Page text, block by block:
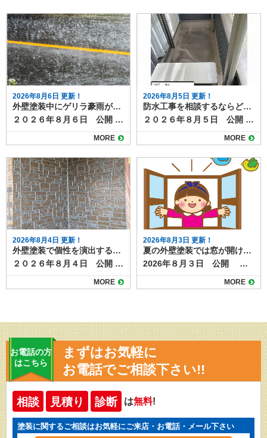
2026年8月6日 更新！
外壁塗装中にゲリラ豪雨が降ったら？工事への影響と対応方法
２０２６年８月６日 公開 夏場を中心に増えているゲリラ豪雨は、外壁塗装工事にも大きな影響を与えます。 短時間で強い雨が降ると、塗料の仕上がり不良や工期の延長につながるため、現場では慎重な判断が求められます。 本記事では、突然の雨が外壁塗装工事に与える影響と、業者が行う対策について解説します。 目次ゲリラ豪雨が工事に与える影響塗料の密着不良色ムラや白化現象工期の延長施工業者が行う雨対策天気予報の細かなチェック塗装前の作業判断養生やシートでの防護工事中にゲリラ豪雨が降った場合の流れ施主ができる心構えまとめ ゲリラ豪雨が工事に与える影響 工事中のゲリラ豪雨が与える仕上がりや耐久性への影響を確認しておきましょう。 塗料の密着不良 塗装面が濡れた状態で塗料が付着すると、乾燥後に剥がれやすくなります。特に下塗り前や塗料の乾燥途中に雨が降ると、仕上がりや耐久性に影響します。 色ムラや白化現象 塗料が完全に乾く前に雨水が付着すると、表面が白っぽく濁ったり色ムラが発生します。この状態になると塗り直しが必要です。 工期の延長 ゲリラ豪雨は予測が難しいため、作業を中断したり翌日以降に工程をずらすことがあります。乾燥時間の確保も必要なため、予定より工期が伸びる場合があります。 施工業者が行う雨対策 塗装工事の施工業者は、天気予報によって、 ①雨が降り出すまで作業し、降ってきたらすぐに中断する ②１日中降りそうなので、最初から今日の作業を中止する のいずれかの判断をします。 ゲリラ豪雨などお天気の具合は、予報を見ていてもなかなか予測がつきづらいものですが、施工業者は事前に次のような対策を行って、急な雨に備えています。 天気予報の細かなチェック 近年は1時間単位のピンポイント予報が利用でき、工事前や休憩時間にも確認して作業スケジュールを調整します。 塗装前の作業判断 雨雲レーダーで豪雨の可能性が高い場合は、塗装工程を行わず、養生や下地調整など雨の影響を受けにくい作業に切り替えます。 養生やシートでの防護 作業中に急な雨が降った際は、足場のメッシュシートやビニールで塗装面を覆い、雨水の付着を防ぎます。 工事中にゲリラ豪雨が降った場合の流れ 塗装工事中にゲリラ豪雨に見舞われた場合には、次のように対応するのが一般的です。 作業を即時中断し、塗装面を雨から守る 雨が止んだら塗装面の水分を拭き取り、乾燥を確認 必要に応じて、部分的に再塗装を実施 乾燥状態が確保できない場合は翌日以降に作業を延期 塗料は余分な水分が混ざると耐久性や仕上がりに影響ができます。乾燥前に雨にあたらないようにすることと、作業を再開する際には、雨の影響を確認し、必要に応じて再塗装するなど修正が必要になります。 乾燥時間をしっかりとり、次の工程に移るためにも、雨の日やその翌日はしっかりと時間をとりますので、工期が伸びることもあります。 施主ができる心構え ゲリラ豪雨に限らず、天候が塗装工事に与える影響について事前に知っておくと、不安にならずに過ごすことができます。 夏場や梅雨時期は、工期が天候に左右されやすいことを理解する 工期延長があっても無理に急がせず、品質重視で進めてもらう 工事前の打ち合わせで「雨天時の対応方針」を確認しておく など、「家の外の工事は天気次第。さらに塗装は雨の影響を受け耐久性や仕上がりにも影響がある」ことを知っておきましょう。 まとめ 外壁塗装は天候の影響を大きく受ける工事です。ゲリラ豪雨が発生すると作業が中断され、工期が延びることもありますが、品質を守るためには必要な判断です。信頼できる業者であれば、天候を見極めながら安全かつ丁寧に作業を進めてくれます。 雨天時の対応は、塗装工程の進み具合や、今どんなことを行っているかによっても個々のケースで異なります。 実際に工事をしている場合は、施工店に「雨の場合の作業はどうなるのか」事前に確認しておくとよいでしょう。
MORE
2026年8月5日 更新！
防水工事を相談するならどこに？状況別の相談先と選び方
２０２６年８月５日 公開 屋上やベランダの防水層が劣化すると、雨漏りや建物内部の腐食につながります。そのため定期的なメンテナンスや必要な補修工事が必要になりますが、いざ防水工事を検討するとなると、「どこに相談すればよいのか分からない」という方は多いのではないでしょうか。 スムーズで意味のある防水工事を行うためには、相談先の選び方も大切です。 今回は、防水工事の相談先とその特徴を整理します。 目次防水工事の主な相談先防水工事専門業者外壁塗装・屋根工事業者ハウスメーカー・工務店管理会社（マンション・アパートの場合）防水工事の状況別のおすすめ相談先戸建住宅で雨漏りが発生している場合外壁や屋根の塗装時期と重なっている場合新築から数年以内の場合マンションやアパートの屋上防水相談前に準備しておくこと防水工事のご相談は塗り達！ 防水工事の主な相談先 防水工事の施工ができる業者や相談できる先として、次のようなところがあげられます。 防水工事専門業者 最も直接的で専門的な知識を持っているのが防水工事専門業者です。ウレタン防水、シート防水、FRP防水など各工法の特徴や費用感、耐用年数を具体的に説明してもらえます。 また、現地調査後に複数の工法を比較提案してくれる業者も多く、選択肢を広く持てます。 外壁塗装・屋根工事業者 防水工事を取り扱う塗装店や屋根業者もあります。外壁や屋根のメンテナンスと同時に依頼できるため、足場の共用で費用を抑えられる場合があります。ただし、防水専門ではない場合もあるため、施工実績や担当職人の資格を確認しましょう。 ハウスメーカー・工務店 新築時に依頼したハウスメーカーや工務店も相談先のひとつです。もともとの施工方法や、下地の種類、過去の施工履歴を把握しているため、適切な修繕方法を提案してもらえる可能性があります。ただし、下請け業者を通すため中間マージンが発生し、費用が割高になることがあります。 管理会社（マンション・アパートの場合） 集合住宅であれば、施工店へ直接連絡せず、まずは管理会社や管理組合に相談するのが基本です。共用部分の防水工事は所有者単独では決定できないため、調査や見積もりの手配も管理会社が行います。 防水工事の状況別のおすすめ相談先 防水工事は全面改修や部分改修のほか、表面のトップコートだけ塗り替える場合、雨漏りしていて下地事取り換える必要がる場合など、様々なケースがあります。下記に、事例を挙げておススメの相談先をご紹介します。 戸建住宅で雨漏りが発生している場合 防水工事専門業者に直接相談し、現地調査で原因を特定してもらうのが早道です。防水工事の補修のほか、雨漏り補修が必要になります。雨漏り専門店なども相談先になるでしょう。 外壁や屋根の塗装時期と重なっている場合 外壁塗装業者や屋根工事業者にまとめて依頼すると、塗装用に組む足場を使えるのでコストダウンになります。塗装工事店でも防水工事を扱っている施工店があるので、確認してみましょう。 新築から数年以内の場合 保証期間内であればハウスメーカーに相談し、無償修繕が可能か確認します。防水工事は５～１０年ほどの耐久性があるため、築後数年であれば、初期不良の可能性があります。 マンションやアパートの屋上防水 管理会社・管理組合経由で計画的に工事を進める必要があります。一戸だけ部分的な補修が必要になるケースもあれば、建物全体で一度にメンテナンスした方がよい場合もあります。ベランダやバルコニーの防水面に不安があれば、直接施工店に相談せず、まずは管理組合などへ連絡してみましょう。 相談前に準備しておくこと 防水工事のメンテナンスを相談する際には次のようなことをまとめて準備しておくと話がスムーズになります。 雨漏りや水たまりなどの症状がいつから発生しているか 範囲や程度が分かる写真 過去の修繕履歴や保証書 特に、過去に修繕したことがある場合は契約書や見積書などを見せられるとよいでしょう。 防水工事のご相談は塗り達！ 防水工事の相談先は状況や建物の種類によって異なります。戸建住宅であれば防水専門業者や塗装店、集合住宅なら管理会社を通すのが基本です。 どこに相談する場合でも、複数社から見積もりを取り、提案内容や保証期間を比較検討することが、後悔しない防水工事につながります。 塗り達では、塗装工事に加えて防水工事の施工も行っています。塗装工事と一緒の施工も可能ですし、防水工事のみの工事も承ります。まずはお気軽にご相談ください。
MORE
2026年8月4日 更新！
外壁塗装で個性を演出する多彩工法とは？模様仕上げの魅力と特徴
２０２６年８月４日 公開 外壁塗装というと「単色で塗るだけ」というイメージを持つ人も多いですが、近年は色だけでなく模様をつける塗装も人気を集めています。 その代表的な塗装方法が「多彩工法」です。色と質感を組み合わせた独自の仕上がりが得られ、住まいの印象を大きく変えることができます。 目次多彩工法とは多彩工法のメリット高級感と個性を演出デザインの自由度が高い既存外壁の質感を活かせる汚れが目立ちにくい多彩工法の施工方法仕上がりのバリエーション注意点と費用の目安京都・滋賀で多彩工法なら塗り達にお任せ！ 多彩工法とは 多彩工法とは、２色又は３色の組み合わせ、自然な陰影をつけながら仕上げる塗装方法です。ベースとなる色の上から、粒状の塗料や異なる色の塗材を重ねることで、深みや立体感のある模様を作り出します。 サイディング外壁の凹凸を活かす施工方法なので、元々ある柄を以下shながら塗装したり、天然石調やレンガ調など高級感を演出することも可能です。 ▶多彩工法プラン 多彩工法のメリット 多彩工法を使った塗装には様々なメリットがあります。仕上がりの美しさだけではなくもちろん塗装工事としての耐久性もばっちりあります。 高級感と個性を演出 光の当たり方や見る角度によって表情が変わり、単色塗装では得られない高級感が生まれます。 #gallery-1 { margin: auto; } #gallery-1 .gallery-item { float: left; margin-top: 10px; text-align: center; width: 50%; } #gallery-1 img { border: 2px solid #cfcfcf; } #gallery-1 .gallery-caption { margin-left: 0; } /* see gallery_shortcode() in wp-includes/media.php */ 施工前 施工後 デザインの自由度が高い 色の組み合わせや粒の大きさ、模様の出し方などを調整できるため、周囲の家と差別化しやすくなります。 既存外壁の質感を活かせる サイディングの模様を残したまま色だけを変える「クリヤー仕上げ」や、上から模様を重ねる方法もあり、リフォームでも新築のような仕上がりにできます。 汚れが目立ちにくい 多色使いのため、雨だれや埃などの汚れが単色よりも目立ちにくいという特徴があります。 多彩工法の施工方法 多彩工法は特殊な専用ローラーを使って、多彩工法専用塗料を塗っていく施工方法です。 施工には通常の塗装よりも技術が必要で、塗料の販売元であるスズカファインの認定施工店でしか施工できない工法です。多彩工法をご希望の場合は、経験豊富な職人が在籍する認定施工店に依頼することが重要です。 仕上がりのバリエーション 多彩工法には、２色又は３色仕上げ、色の組み合わせによって天然石風・砂壁風・チップ入り・グラデーション調などさまざまなパターンがあります。 例えば、ベージュ系のベースにブラウンやホワイトのチップを加えると落ち着いた印象に、グレー系にブルーの粒を混ぜるとモダンな雰囲気になります。色の組み合わせ次第で和風にも洋風にも対応可能です。 注意点と費用の目安 多彩工法は通常の単色塗装よりも工程や材料が増えるため、費用は1.2〜1.5倍程度になる場合があります。 また、部分補修の際には模様を再現する必要があるため、同じ職人や塗料を使うことが望ましいでしょう。 玄関周りや外塀だけなど一部分への施工も可能です。認定施工店にぜひご相談ください。 ▶多彩工法の施工事例はこちら 京都・滋賀で多彩工法なら塗り達にお任せ！ 外壁塗装の模様仕上げ、とくに多彩工法は、住まいの個性を引き立てる魅力的な方法です。高級感やデザイン性を求める方にはぴったりの工法ですが、仕上がりの満足度は職人の腕に大きく左右されます。施工事例を確認しながら、自分の家に合ったデザインを検討することが大切です。 京都・滋賀で多彩工法をご希望なら、認定施工店の塗り達にご相談ください！施工実績も多数あります！
MORE
2026年8月3日 更新！
夏の外壁塗装では窓が開けられない？事前対策と実際の事例
2026年８月３日 公開 外壁塗装工事では、塗料の飛散防止や安全確保のために足場と養生シートを設置します。 この養生が窓やサッシを覆ってしまうため、工事期間中は窓が開けられないことがあります。 特に夏場は室内の気温上昇が大きな負担となるため、事前の準備が欠かせません。本記事では夏の工事中の窓の開閉について、事前対策や実際の事例をご紹介します。 目次外壁塗装工事中はなぜ窓を開けられなくなるのか外壁塗装工事 夏場の窓開閉問題の事前対策エアコンの事前点検と使用カーテンや断熱シートの活用作業スケジュールの事前確認簡易扇風機やサーキュレーターの準備実際の事例夏場の外壁塗装工事はエアコンの使用や工程の事前確認で準備を 外壁塗装工事中はなぜ窓を開けられなくなるのか 外壁塗装工事時に行う養生は、塗料やホコリが室内に入らないようにするための重要な作業です。また塗料の飛散を防ぎ、作業効率を上げたり、仕上がりを美しくするために重要な工程です。 養生中は窓枠やサッシ部分もマスキングテープでしっかり密閉されるため、塗装工事をしている間は、窓などの開閉が制限されます。特に夏場は、室内の温度が上昇しても空気の入れ替えをするのが難しくなるため、事前に対策を知っておくと安心できるでしょう。 外壁塗装工事 夏場の窓開閉問題の事前対策 外壁塗装工事中は窓を開けての換気が難しい期間がしばらく続きます。次のような事前対策を取り、万全の態勢で工事を迎えましょう。 エアコンの事前点検と使用 工事前にエアコンのフィルター掃除や試運転を行い、冷房がしっかり効く状態になっているか事前に確認しておきましょう。室外機も養生することがあるため、エアコンが稼働できるように業者へ相談することも大切です。 ▶工事中のエアコンの使用についてはこちらの記事もご覧下さい カーテンや断熱シートの活用 養生シートで直射日光が遮られることはありますが、窓付近の熱こもりを軽減するため、断熱カーテンや遮熱フィルムをあらかじめ設置しておくと効果的です。エアコンとうまく併用しましょう。 作業スケジュールの事前確認 塗装期間中ずっと窓が開けられないわけではなく、工程によっては開放可能な日もあります。工事スケジュールを確認して、換気が可能なタイミングを把握しておくと安心です。 簡易扇風機やサーキュレーターの準備 冷房だけでなく空気を循環させることで、室内の温度ムラを減らせます。 実際の事例 あるお宅では、真夏に2週間の外壁塗装を実施しました。事前にエアコンの効き具合を確認し、さらに寝室にポータブルクーラーを設置したことで、夜間の暑さを軽減できたそうです。また、作業中に職人と連携し、昼休憩中や乾燥待ち時間に短時間だけ窓を開放し、室内の空気を入れ替える工夫も行われました。 別の事例では、工事期間を梅雨明け直後ではなく、気温が安定する初夏に設定することで、暑さの負担を軽減できたケースもあります。外壁塗装は一年中可能ですが、季節選びも快適さに影響します。できるだけご家族が快適に過ごせるように余裕を持ったスケジュールを組みましょう。 夏場の外壁塗装工事はエアコンの使用や工程の事前確認で準備を 夏場の外壁塗装では、窓が開けられないことによる暑さ対策が重要です。エアコンの事前準備、断熱グッズの活用、工程に応じた換気、季節の選択などを行うことで、工事中の不快感を大幅に軽減できます。施工前には必ず業者と養生範囲や工期について話し合い、快適で安全な工事期間を過ごしましょう。 外壁塗装工事中の不具合などもお気軽にご相談ください！ご連絡は塗り達まで！
MORE
お電話の方
はこちら
まずはお気軽に
お電話でご相談下さい!!
相談 見積り 診断 は無料!
塗装に関するご相談はお気軽にご来店・お電話・メール下さい